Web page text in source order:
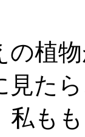
の植
見た
私も